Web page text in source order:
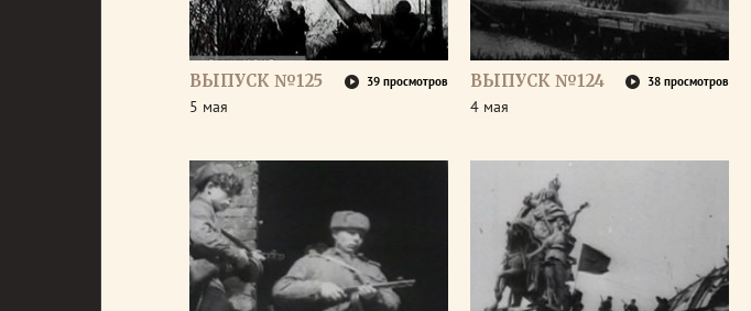
ВЫПУСК №125 39 просмотров
5 мая
ВЫПУСК №124 38 просмотров
4 мая